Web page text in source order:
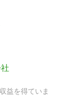
益を得ていま